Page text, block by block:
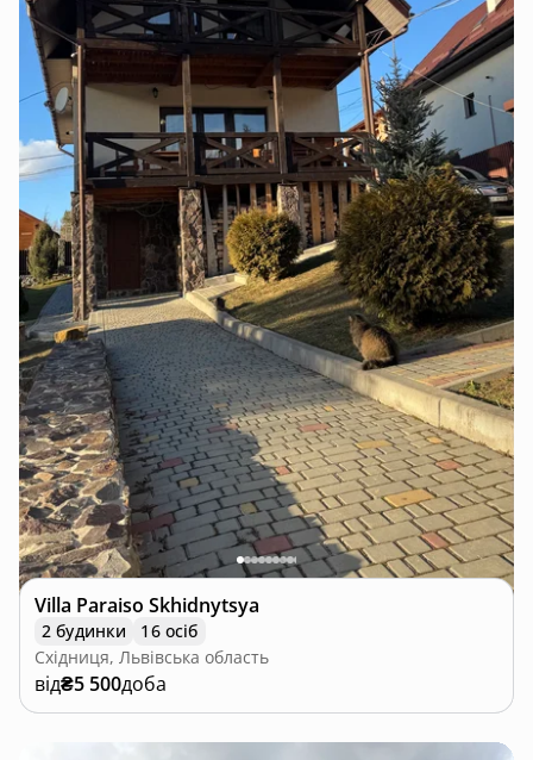
Villa Paraiso Skhidnytsya
2 будинки
16 осіб
Східниця, Львівська область
від₴5 500доба